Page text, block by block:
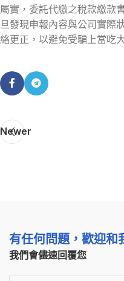
屬實，委託代繳之稅款繳款
旦發現申報內容與公司實際
絡更正，以避免受騙上當吃
Newer
有任何問題，歡迎和
我們會儘速回覆您